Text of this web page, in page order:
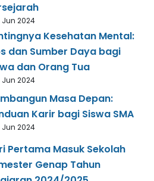
Jun 2024
Kesehatan Mental:
dan Sumber Daya bagi
dan Orang Tua
Jun 2024
Masa Depan:
Karir bagi Siswa SMA
Jun 2024
Pertama Masuk Sekolah
Genap Tahun